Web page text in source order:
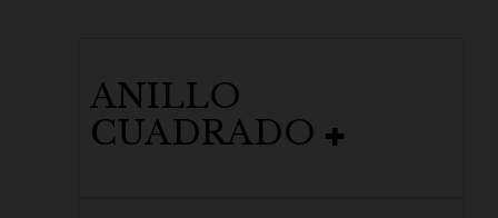
ANILLO
CUADRADO